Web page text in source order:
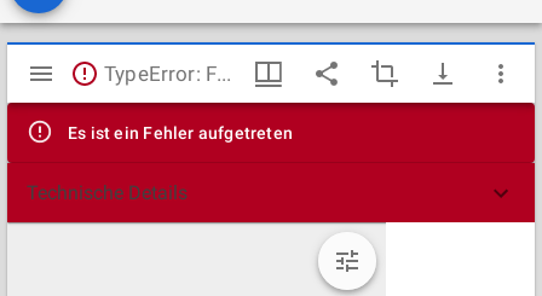
Mirador
Viewer
TypeError: Failed to fetch
Es ist ein Fehler aufgetreten
Technische Details